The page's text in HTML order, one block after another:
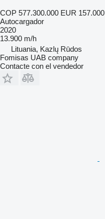
COP 577.300.000 EUR 157.000
Autocargador
2020
13.900 m/h
Lituania, Kazlų Rūdos
Fomisas UAB company
Contacte con el vendedor